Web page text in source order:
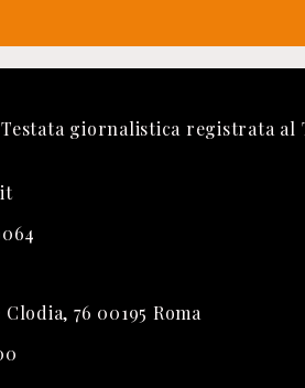
Testata giornalistica registrata al
76 00195 Roma